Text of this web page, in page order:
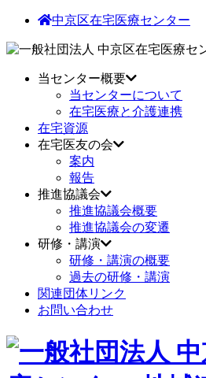
中京区在宅医療センター
当センター概要
当センターについて
在宅医療と介護連携
在宅資源
在宅医友の会
案内
報告
推進協議会
推進協議会概要
推進協議会の変遷
研修・講演
研修・講演の概要
過去の研修・講演
関連団体リンク
お問い合わせ